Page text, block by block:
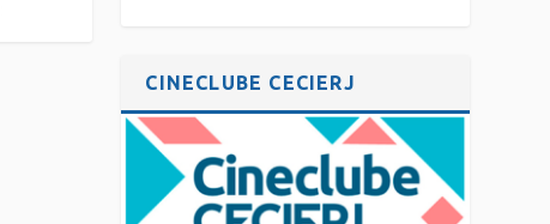
CINECLUBE CECIERJ